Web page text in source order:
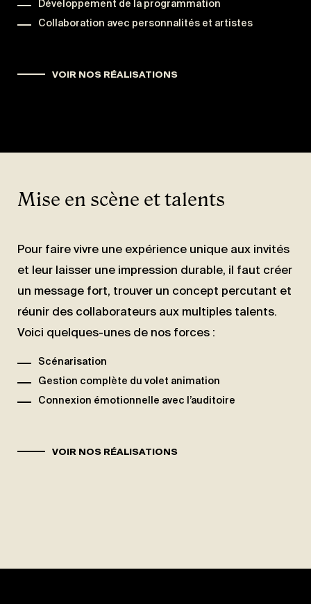
Développement de la programmation
Collaboration avec personnalités et artistes
VOIR NOS RÉALISATIONS
Mise en scène et talents
Pour faire vivre une expérience unique aux invités
et leur laisser une impression durable, il faut créer
un message fort, trouver un concept percutant et
réunir des collaborateurs aux multiples talents.
Voici quelques-unes de nos forces :
Scénarisation
Gestion complète du volet animation
Connexion émotionnelle avec l’auditoire
VOIR NOS RÉALISATIONS